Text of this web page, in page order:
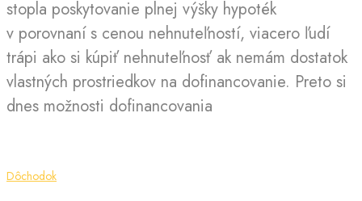
stopla poskytovanie plnej výšky hypoték
v porovnaní s cenou nehnuteľností, viacero ľudí
trápi ako si kúpiť nehnuteľnosť ak nemám dostatok
vlastných prostriedkov na dofinancovanie. Preto si
dnes možnosti dofinancovania
Dôchodok